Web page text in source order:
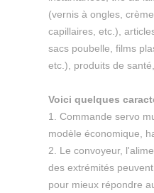
(vernis à ongles,
capillaires, etc.),
sacs poubelle, films
etc.), produits de
Voici quelques
1. Commande servo
modèle économique,
2. Le convoyeur,
des extrémités
pour mieux répondre